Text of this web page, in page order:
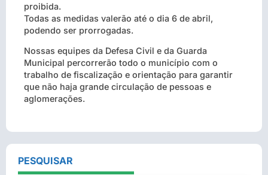
proibida.
Todas as medidas valerão até o dia 6 de abril,
podendo ser prorrogadas.
Nossas equipes da Defesa Civil e da Guarda
Municipal percorrerão todo o município com o
trabalho de fiscalização e orientação para garantir
que não haja grande circulação de pessoas e
aglomerações.
PESQUISAR